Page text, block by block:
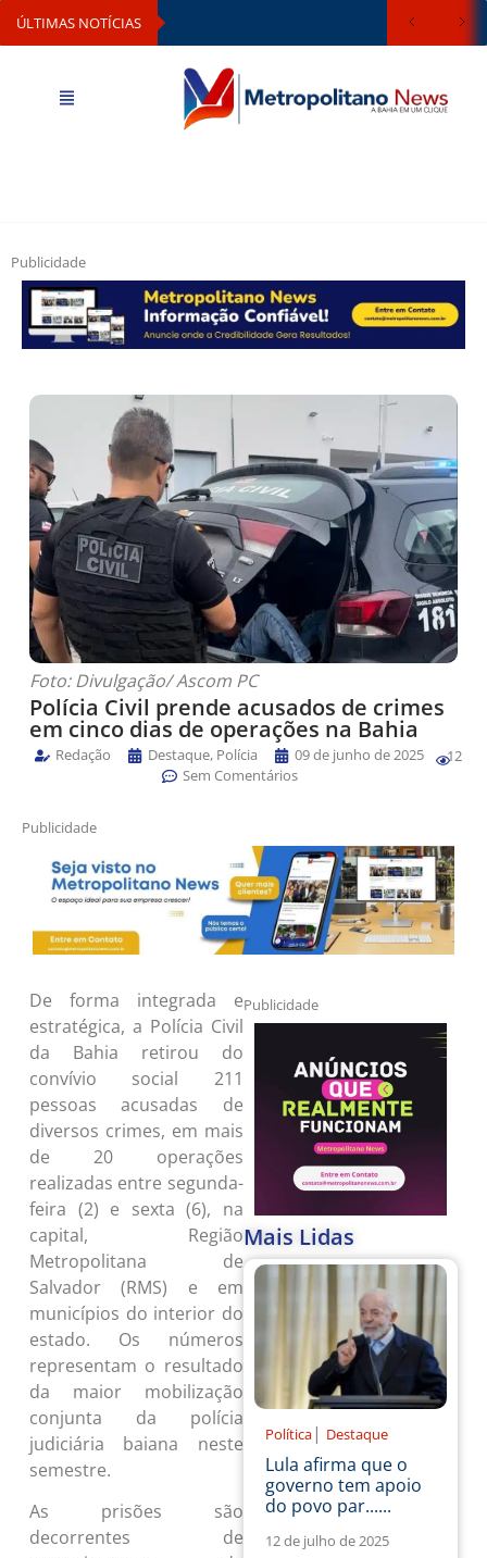
ÚLTIMAS NOTÍCIAS
Publicidade
Foto: Divulgação/ Ascom PC
Polícia Civil prende acusados de crimes
em cinco dias de operações na Bahia
Redação Destaque, Polícia
09 de junho de 2025
Sem Comentários
12
Publicidade
De forma integrada e
estratégica, a Polícia Civil
da Bahia retirou do
convívio social 211
pessoas acusadas de
diversos crimes, em mais
de 20 operações
realizadas entre segunda-
feira (2) e sexta (6), na
capital, Região
Metropolitana de
Salvador (RMS) e em
municípios do interior do
estado. Os números
representam o resultado
da maior mobilização
conjunta da polícia
judiciária baiana neste
semestre.
As prisões são
decorrentes de
Publicidade
Mais Lidas
Política | Destaque
Lula afirma que o
governo tem apoio
do povo par......
12 de julho de 2025